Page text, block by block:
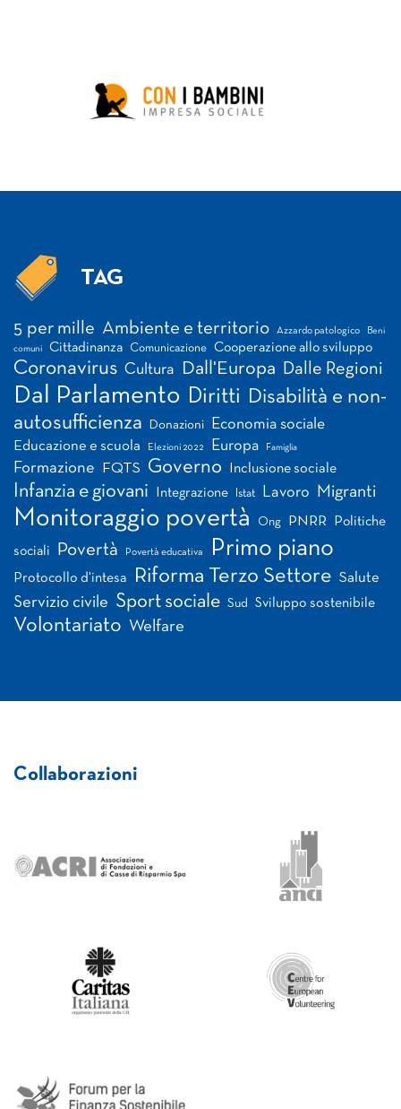
TAG
5 per mille Ambiente e territorio Azzardo patologico Beni
comuni Cittadinanza Comunicazione Cooperazione allo sviluppo
Coronavirus Cultura Dall'Europa Dalle Regioni
Dal Parlamento Diritti Disabilità e non-
autosufficienza
Donazioni Economia sociale
Educazione e scuola Elezioni 2022 Europa Famiglia
Formazione FQTS Governo Inclusione sociale
Infanzia e giovani Integrazione Istat Lavoro Migranti
Monitoraggio povertà Ong PNRR Politiche
sociali Povertà Povertà educativa Primo piano
Protocollo d'intesa Riforma Terzo Settore Salute
Servizio civile Sport sociale Sud Sviluppo sostenibile
Volontariato Welfare
Collaborazioni